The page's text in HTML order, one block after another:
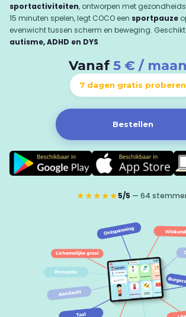
sportactiviteiten, ontworpen met
15 minuten spelen, legt COCO een sportpauze
evenwicht tussen scherm en beweging.
autisme, ADHD en DYS.
Vanaf 5 € /
7 dagen gratis proberen
Bestellen
★★★★★5/5 — 64